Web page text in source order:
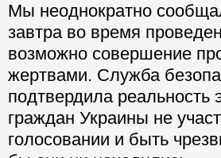
Мы неоднократно
завтра во время
возможно совершение
жертвами. Служба
подтвердила
граждан Украины не
голосовании и быть